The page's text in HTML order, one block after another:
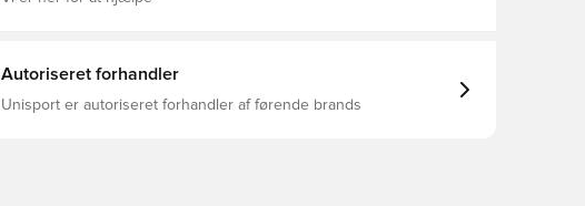
Autoriseret forhandler
Unisport er autoriseret forhandler af førende brands